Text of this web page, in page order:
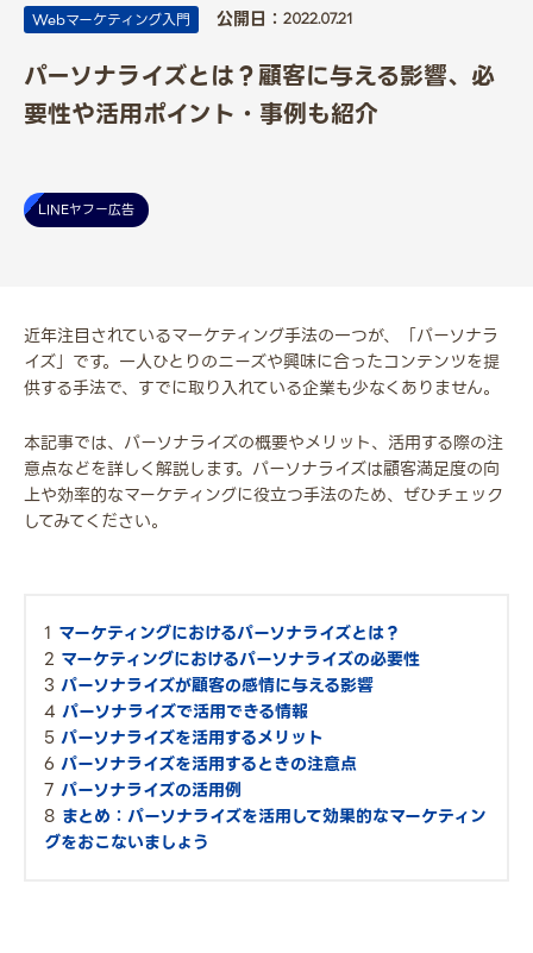
Webマーケティング入門 公開日： 2022.07.21
パーソナライズとは？顧客に与える影響、必
要性や活用ポイント・事例も紹介
LINEヤフー広告
近年注目されているマーケティング手法の一つが、「パーソナラ
イズ」です。一人ひとりのニーズや興味に合ったコンテンツを提
供する手法で、すでに取り入れている企業も少なくありません。
本記事では、パーソナライズの概要やメリット、活用する際の注
意点などを詳しく解説します。パーソナライズは顧客満足度の向
上や効率的なマーケティングに役立つ手法のため、ぜひチェック
してみてください。
マーケティングにおけるパーソナライズとは？
マーケティングにおけるパーソナライズの必要性
パーソナライズが顧客の感情に与える影響
パーソナライズで活用できる情報
パーソナライズを活用するメリット
パーソナライズを活用するときの注意点
パーソナライズの活用例
まとめ：パーソナライズを活用して効果的なマーケティン
グをおこないましょう